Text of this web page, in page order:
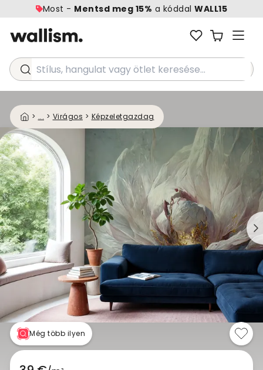
Most - Mentsd meg 15% a kóddalWALL15
Stílus, hangulat vagy ötlet keresése...
> ... > Virágos > Képzeletgazdag
Még több ilyen